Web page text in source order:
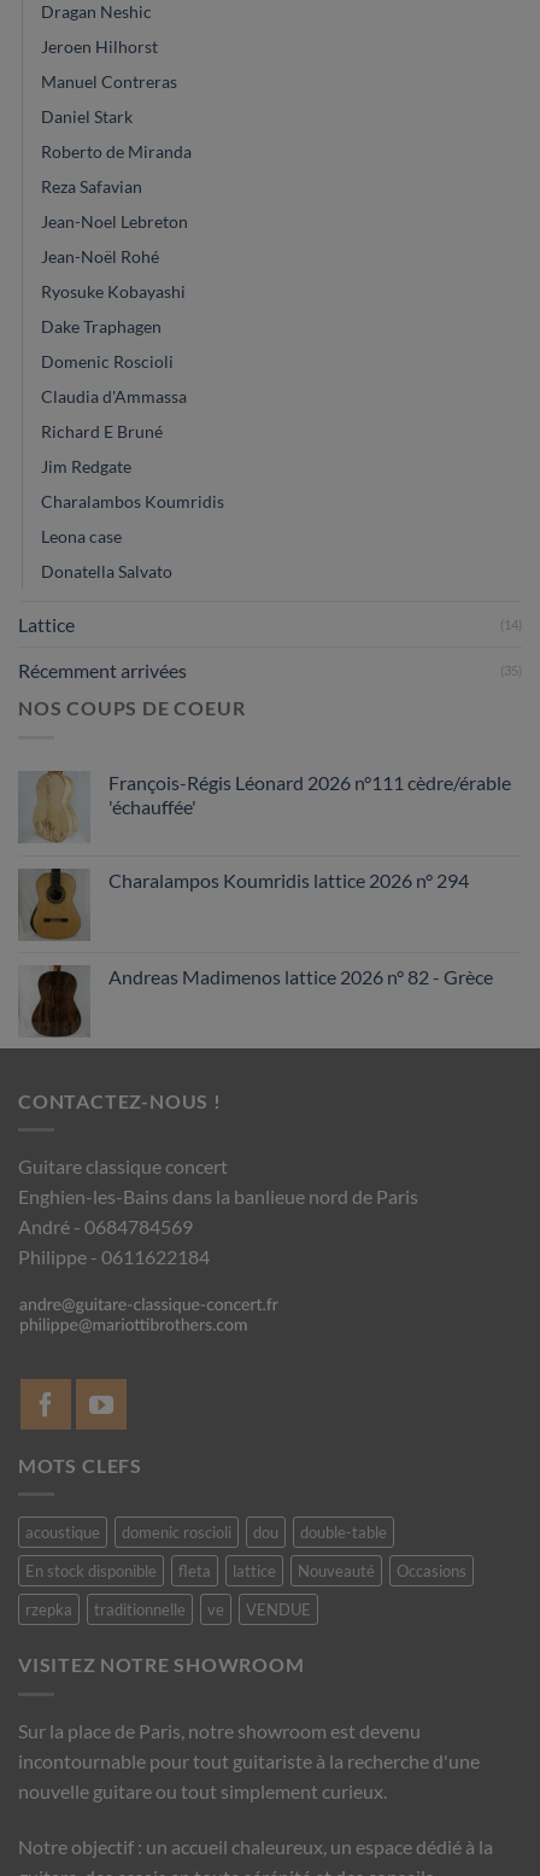
Dragan Neshic
Jeroen Hilhorst
Manuel Contreras
Daniel Stark
Roberto de Miranda
Reza Safavian
Jean-Noel Lebreton
Jean-Noël Rohé
Ryosuke Kobayashi
Dake Traphagen
Domenic Roscioli
Claudia d'Ammassa
Richard E Bruné
Jim Redgate
Charalambos Koumridis
Leona case
Donatella Salvato
Lattice (14)
Récemment arrivées (35)
NOS COUPS DE COEUR
François-Régis Léonard 2026 n°111 cèdre/érable
'échauffée'
Charalampos Koumridis lattice 2026 n° 294
Andreas Madimenos lattice 2026 n° 82 - Grèce
CONTACTEZ-NOUS !
Guitare classique concert
Enghien-les-Bains dans la banlieue nord de Paris
André - 0684784569
Philippe - 0611622184
MOTS CLEFS
acoustique domenic roscioli dou
double-table
En stock disponible
fleta lattice Nouveauté
Occasions
rzepka
traditionnelle ve VENDUE
VISITEZ NOTRE SHOWROOM
Sur la place de Paris, notre showroom est devenu
incontournable pour tout guitariste à la recherche d'une
nouvelle guitare ou tout simplement curieux.
Notre objectif : un accueil chaleureux, un espace dédié à la